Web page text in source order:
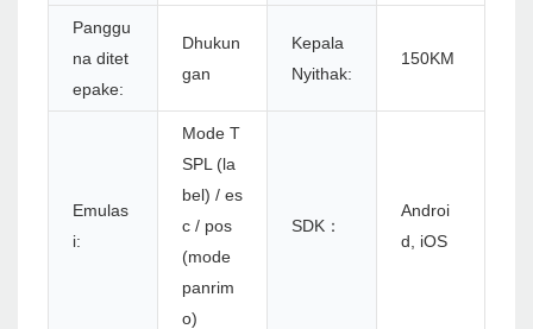
Panggu
na ditet
epake:
Dhukun
gan
Kepala
Nyithak:
150KM
Emulas
i:
Mode T
SPL (la
bel) / es
c / pos
(mode
panrim
o)
SDK：
Androi
d, iOS